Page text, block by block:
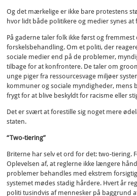
Og det mærkelige er ikke bare protestens
hvor lidt både politikere og medier synes at
På gaderne taler folk ikke først og
forskelsbehandling. Om et politi, der
sociale medier end på de problemer,
tilbage for at konfrontere. De taler om
unge piger fra ressourcesvage miljøer
kommuner og sociale myndigheder, mens
frygt for at blive beskyldt for racisme eller
Det er svært at forestille sig noget mere
staten.
“Two-tiering”
Briterne har selv et ord for det: two-tiering.
Oplevelsen af, at reglerne ikke længere
problemer behandles med ekstrem
systemet mødes stadig hårdere. Hvert år
politi tusindvis af mennesker på baggrund